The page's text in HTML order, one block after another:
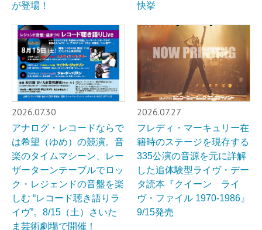
が登場！
快挙
2026.07.30
アナログ・レコードならで
は希望（ゆめ）の競演。音
楽のタイムマシーン、レー
ザーターンテーブルでロッ
ク・レジェンドの音盤を楽
しむ “レコード聴き語りラ
イヴ”。8/15（土）さいた
ま芸術劇場で開催！
2026.07.27
フレディ・マーキュリー在
籍時のステージを現存する
335公演の音源を元に詳解
した追体験型ライヴ・デー
タ読本『クイーン ライ
ヴ・ファイル 1970-1986』
9/15発売